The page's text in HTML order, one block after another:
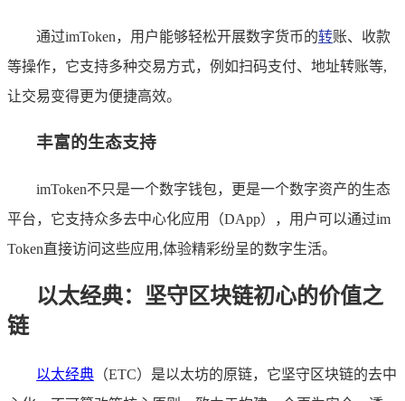
通过imToken，用户能够轻松开展数字货币的转账、收款
等操作，它支持多种交易方式，例如扫码支付、地址转账等,
让交易变得更为便捷高效。
丰富的生态支持
imToken不只是一个数字钱包，更是一个数字资产的生态
平台，它支持众多去中心化应用（DApp），用户可以通过im
Token直接访问这些应用,体验精彩纷呈的数字生活。
以太经典：坚守区块链初心的价值之
链
以太经典 （ETC）是以太坊的原链，它坚守区块链的去中